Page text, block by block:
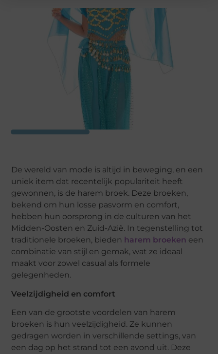
De wereld van mode is altijd in beweging, en een
uniek item dat recentelijk populariteit heeft
gewonnen, is de harem broek. Deze broeken,
bekend om hun losse pasvorm en comfort,
hebben hun oorsprong in de culturen van het
Midden-Oosten en Zuid-Azië. In tegenstelling tot
traditionele broeken, bieden harem broeken een
combinatie van stijl en gemak, wat ze ideaal
maakt voor zowel casual als formele
gelegenheden.
Veelzijdigheid en comfort
Een van de grootste voordelen van harem
broeken is hun veelzijdigheid. Ze kunnen
gedragen worden in verschillende settings, van
een dag op het strand tot een avond uit. Deze